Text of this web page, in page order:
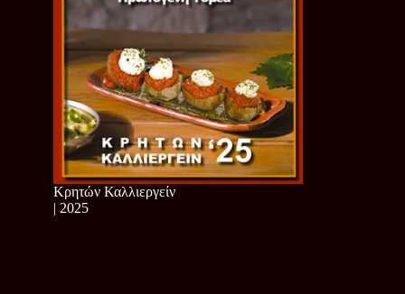
Κρητών Καλλιεργείν
| 2025